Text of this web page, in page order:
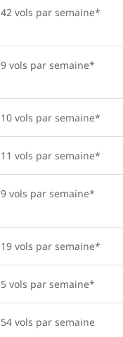
42 vols par semaine*
9 vols par semaine*
10 vols par semaine*
11 vols par semaine*
9 vols par semaine*
19 vols par semaine*
5 vols par semaine*
54 vols par semaine